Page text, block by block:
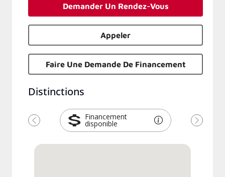
Demander Un Rendez-Vous
Appeler
Faire Une Demande De Financement
Distinctions
Financement
disponible
Précédent Suivant